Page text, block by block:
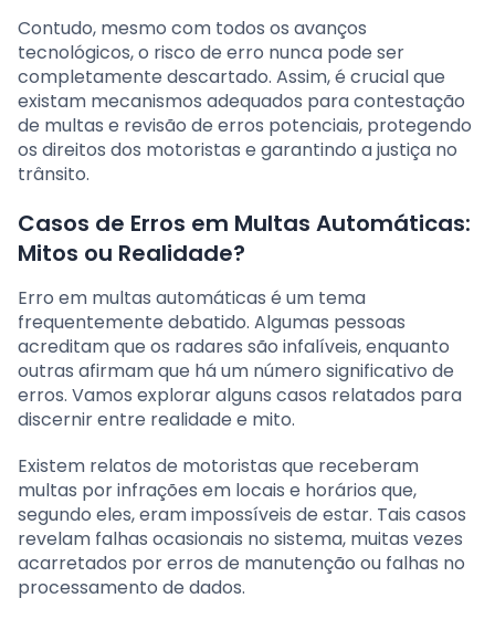
Contudo, mesmo com todos os avanços
tecnológicos, o risco de erro nunca pode ser
completamente descartado. Assim, é crucial que
existam mecanismos adequados para contestação
de multas e revisão de erros potenciais, protegendo
os direitos dos motoristas e garantindo a justiça no
trânsito.
Casos de Erros em Multas Automáticas:
Mitos ou Realidade?
Erro em multas automáticas é um tema
frequentemente debatido. Algumas pessoas
acreditam que os radares são infalíveis, enquanto
outras afirmam que há um número significativo de
erros. Vamos explorar alguns casos relatados para
discernir entre realidade e mito.
Existem relatos de motoristas que receberam
multas por infrações em locais e horários que,
segundo eles, eram impossíveis de estar. Tais casos
revelam falhas ocasionais no sistema, muitas vezes
acarretados por erros de manutenção ou falhas no
processamento de dados.